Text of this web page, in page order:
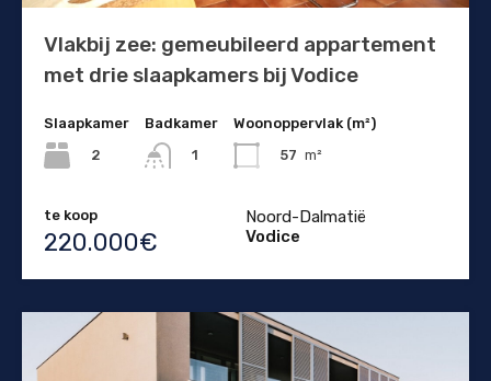
Vlakbij zee: gemeubileerd appartement
met drie slaapkamers bij Vodice
Slaapkamer
2
Badkamer
1
Woonoppervlak (m²)
57 m²
te koop
220.000€
Noord-Dalmatië
Vodice